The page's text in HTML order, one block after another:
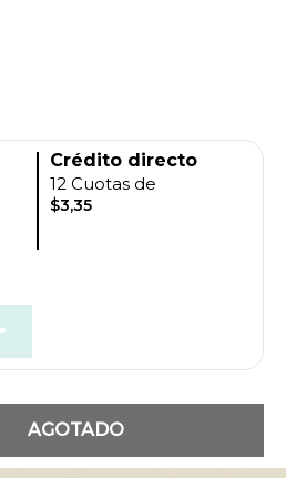
Crédito directo
12 Cuotas de
$3,35
AGOTADO